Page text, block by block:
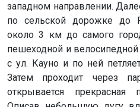
западном направлении.
по сельской дорожке до
около 3 км до самого
пешеходной и
с ул. Кауно и по ней
Затем проходит через
открывается прекрасная